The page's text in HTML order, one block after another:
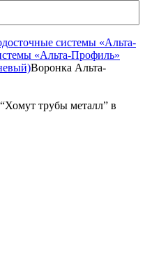
системы «Альта-
«Альта-Профиль»
Воронка Альта-
трубы металл” в